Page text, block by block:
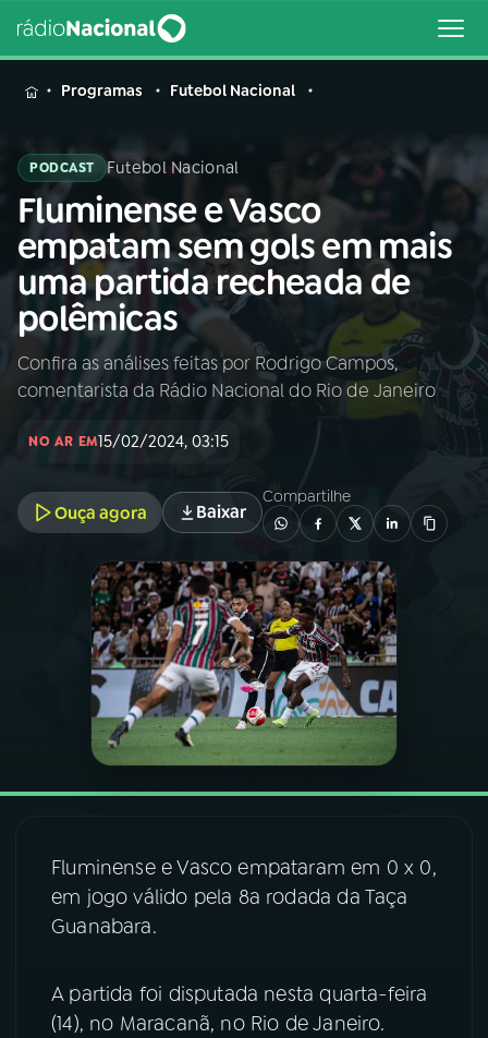
MENU
Buscar
na
Rádio
Nacional
Buscar
AO VIVO
01INÍCIO
PROGRAMAS
PODCASTS
VIDEOCASTS
08 FESTIVAL DE MÚSICA
YouTube Facebook
Programas Futebol Nacional
PODCAST Futebol Nacional
Fluminense e Vasco
empatam sem gols em mais
uma partida recheada de
polêmicas
Confira as análises feitas por Rodrigo Campos,
comentarista da Rádio Nacional do Rio de Janeiro
NO AR EM15/02/2024, 03:15
Ouça agora Baixar
Compartilhe
Fluminense e Vasco empataram em 0 x 0,
em jogo válido pela 8a rodada da Taça
Guanabara.
A partida foi disputada nesta quarta-feira
(14), no Maracanã, no Rio de Janeiro.